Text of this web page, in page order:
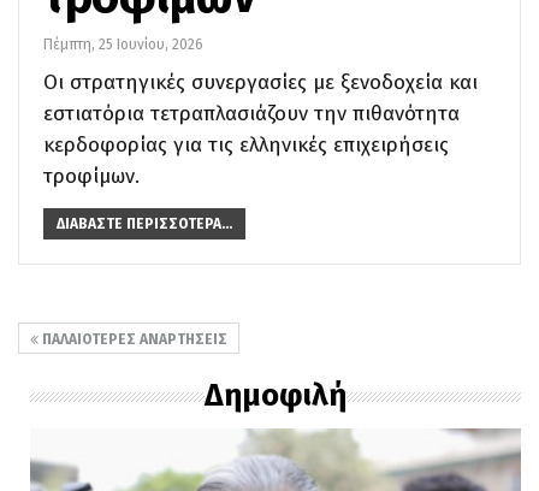
Πέμπτη, 25 Ιουνίου, 2026
Οι στρατηγικές συνεργασίες με ξενοδοχεία και
εστιατόρια τετραπλασιάζουν την πιθανότητα
κερδοφορίας για τις ελληνικές επιχειρήσεις
τροφίμων.
ΔΙΑΒΆΣΤΕ ΠΕΡΙΣΣΌΤΕΡΑ...
ΠΑΛΑΙΌΤΕΡΕΣ ΑΝΑΡΤΉΣΕΙΣ
Δημοφιλή